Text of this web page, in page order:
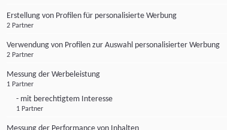
Erstellung von Profilen für personalisierte Werbung
2 Partner
Verwendung von Profilen zur Auswahl personalisierter Werbung
2 Partner
Messung der Werbeleistung
1 Partner
- mit berechtigtem Interesse
1 Partner
Messung der Performance von Inhalten